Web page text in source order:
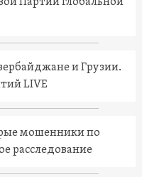
и Грузии.
LIVE
мошенники по
расследование